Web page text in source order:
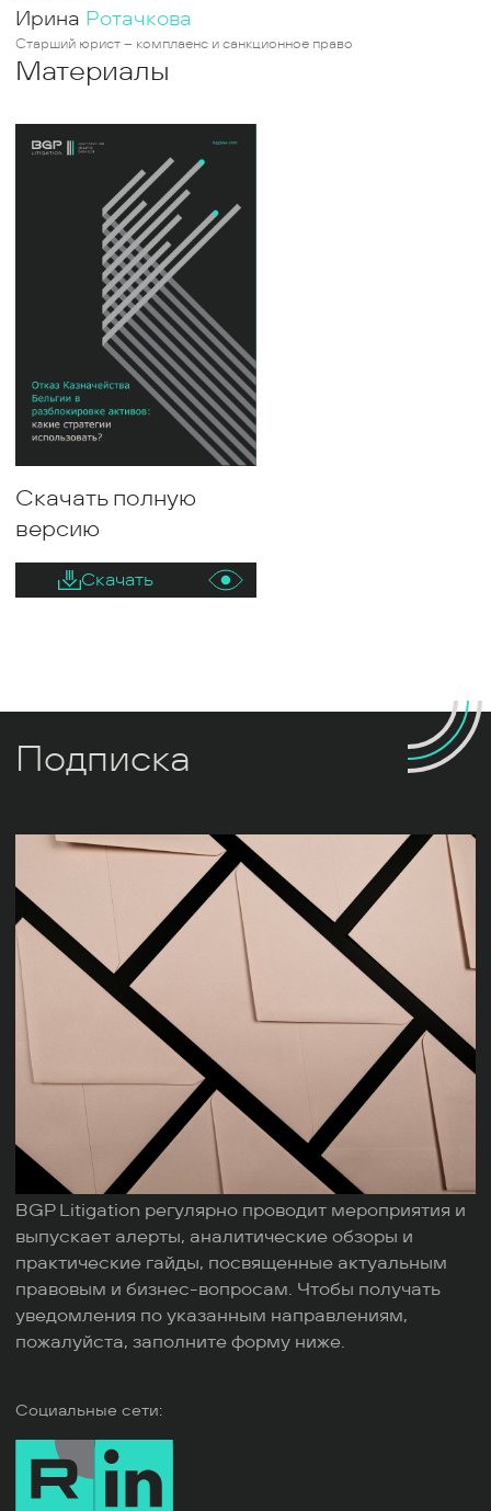
Ирина Ротачкова
Старший юрист – комплаенс и санкционное право
Материалы
Скачать полную
версию
Скачать
Подписка
BGP Litigation регулярно проводит мероприятия и
выпускает алерты, аналитические обзоры и
практические гайды, посвященные актуальным
правовым и бизнес-вопросам. Чтобы получать
уведомления по указанным направлениям,
пожалуйста, заполните форму ниже.
Социальные сети: